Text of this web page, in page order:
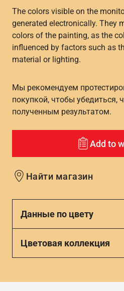
The colors visible on the
generated electronically. They
colors of the painting, as the
influenced by factors such as
material or lighting.
Мы рекомендуем
покупкой, чтобы убедиться,
полученным результатом.
Add to
Найти магазин
Данные по цвету
Цветовая коллекция